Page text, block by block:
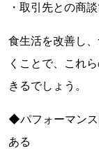
・取引先との商
食生活を改善し
くことで、これ
きるでしょう。
◆パフォーマンス
ある